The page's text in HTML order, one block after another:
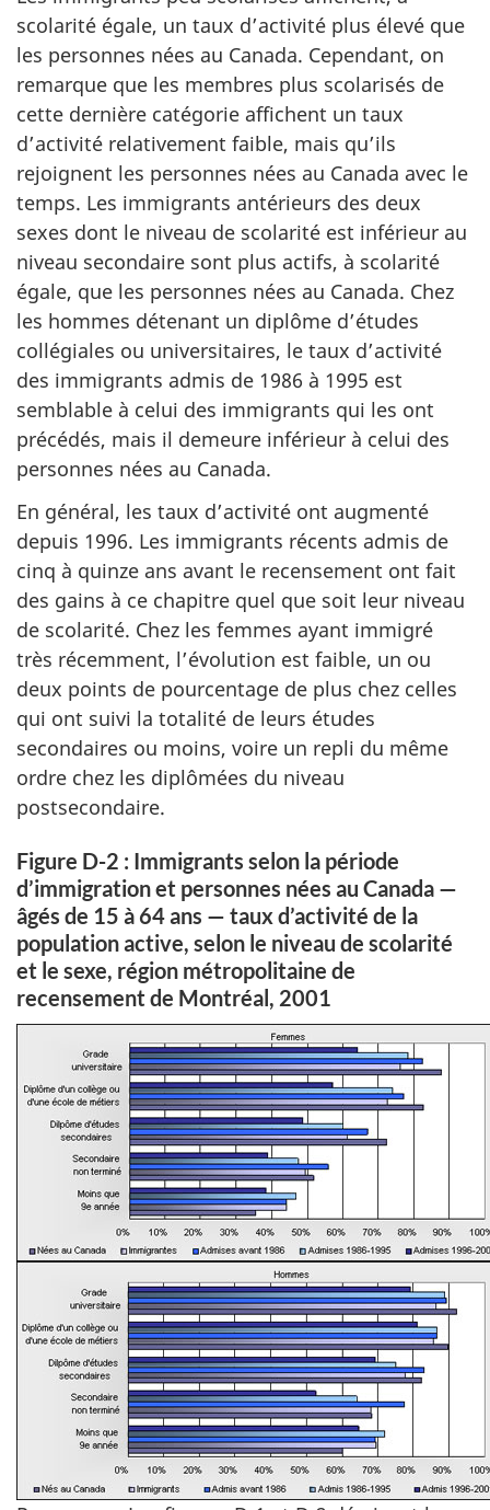
scolarité égale, un taux d’activité plus élevé que
les personnes nées au Canada. Cependant, on
remarque que les membres plus scolarisés de
cette dernière catégorie affichent un taux
d’activité relativement faible, mais qu’ils
rejoignent les personnes nées au Canada avec le
temps. Les immigrants antérieurs des deux
sexes dont le niveau de scolarité est inférieur au
niveau secondaire sont plus actifs, à scolarité
égale, que les personnes nées au Canada. Chez
les hommes détenant un diplôme d’études
collégiales ou universitaires, le taux d’activité
des immigrants admis de 1986 à 1995 est
semblable à celui des immigrants qui les ont
précédés, mais il demeure inférieur à celui des
personnes nées au Canada.
En général, les taux d’activité ont augmenté
depuis 1996. Les immigrants récents admis de
cinq à quinze ans avant le recensement ont fait
des gains à ce chapitre quel que soit leur niveau
de scolarité. Chez les femmes ayant immigré
très récemment, l’évolution est faible, un ou
deux points de pourcentage de plus chez celles
qui ont suivi la totalité de leurs études
secondaires ou moins, voire un repli du même
ordre chez les diplômées du niveau
postsecondaire.
Figure D-2 : Immigrants selon la période
d’immigration et personnes nées au Canada —
âgés de 15 à 64 ans — taux d’activité de la
population active, selon le niveau de scolarité
et le sexe, région métropolitaine de
recensement de Montréal, 2001